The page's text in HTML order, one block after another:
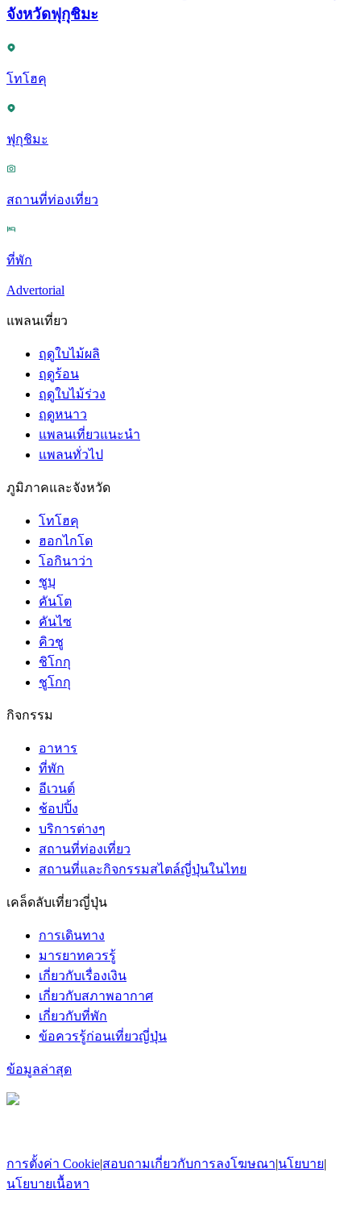
จังหวัดฟุกุชิมะ
โทโฮคุ
ฟุกุชิมะ
สถานที่ท่องเที่ยว
ที่พัก
Advertorial
แพลนเที่ยว
ฤดูใบไม้ผลิ
ฤดูร้อน
ฤดูใบไม้ร่วง
ฤดูหนาว
แพลนเที่ยวแนะนำ
แพลนทั่วไป
ภูมิภาคและจังหวัด
โทโฮคุ
ฮอกไกโด
โอกินาว่า
ชูบุ
คันโต
คันไซ
คิวชู
ชิโกกุ
ชูโกกุ
กิจกรรม
อาหาร
ที่พัก
อีเวนต์
ช้อปปิ้ง
บริการต่างๆ
สถานที่ท่องเที่ยว
สถานที่และกิจกรรมสไตล์ญี่ปุ่นในไทย
เคล็ดลับเที่ยวญี่ปุ่น
การเดินทาง
มารยาทควรรู้
เกี่ยวกับเรื่องเงิน
เกี่ยวกับสภาพอากาศ
เกี่ยวกับที่พัก
ข้อควรรู้ก่อนเที่ยวญี่ปุ่น
ข้อมูลล่าสุด
การตั้งค่า Cookie|สอบถามเกี่ยวกับการลงโฆษณา|นโยบาย|
นโยบายเนื้อหา